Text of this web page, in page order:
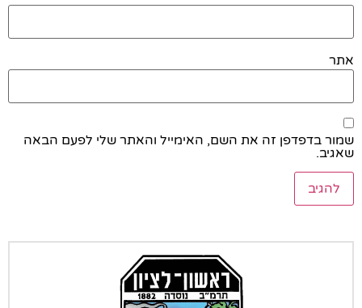
אתר
שמור בדפדפן זה את השם, האימייל והאתר שלי לפעם הבאה
שאגיב.